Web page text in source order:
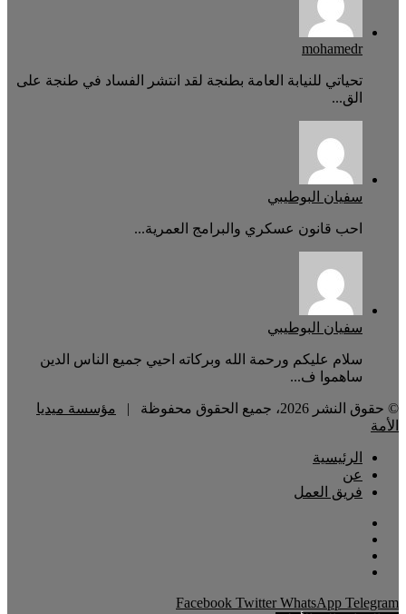
mohamedr
تحياتي للنيابة العامة بطنجة لقد انتشر الفساد في طنجة على
الق...
سفيان البوطيبي
احب قانون عسكري والبرامج العمرية...
سفيان البوطيبي
سلام عليكم ورحمة الله وبركاته احيي جميع الناس الدين
ساهموا ف...
© حقوق النشر 2026، جميع الحقوق محفوظة |
مؤسسة ميديا
الأمة
الرئيسية
عن
فريق العمل
Facebook Twitter WhatsApp Telegram